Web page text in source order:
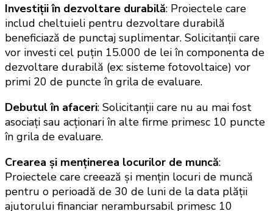
Investiții în dezvoltare durabilă: Proiectele care
includ cheltuieli pentru dezvoltare durabilă
beneficiază de punctaj suplimentar. Solicitanții care
vor investi cel puțin 15.000 de lei în componenta de
dezvoltare durabilă (ex: sisteme fotovoltaice) vor
primi 20 de puncte în grila de evaluare.
Debutul în afaceri: Solicitanții care nu au mai fost
asociați sau acționari în alte firme primesc 10 puncte
în grila de evaluare.
Crearea și menținerea locurilor de muncă:
Proiectele care creează și mențin locuri de muncă
pentru o perioadă de 30 de luni de la data plății
ajutorului financiar nerambursabil primesc 10